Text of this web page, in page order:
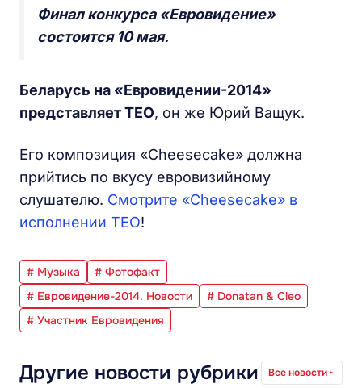
Финал конкурса «Евровидение»
состоится 10 мая.
Беларусь на «Евровидении-2014»
представляет ТЕО, он же Юрий Ващук.
Его композиция «Cheesecake» должна
прийтись по вкусу евровизийному
слушателю. Смотрите «Cheesecake» в
исполнении ТЕО!
# Музыка
# Фотофакт
# Евровидение-2014. Новости
# Donatan & Cleo
# Участник Евровидения
Другие новости рубрики Все новости